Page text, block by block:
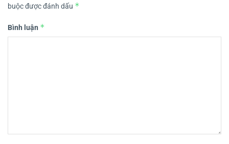
buộc được đánh dấu *
Bình luận *